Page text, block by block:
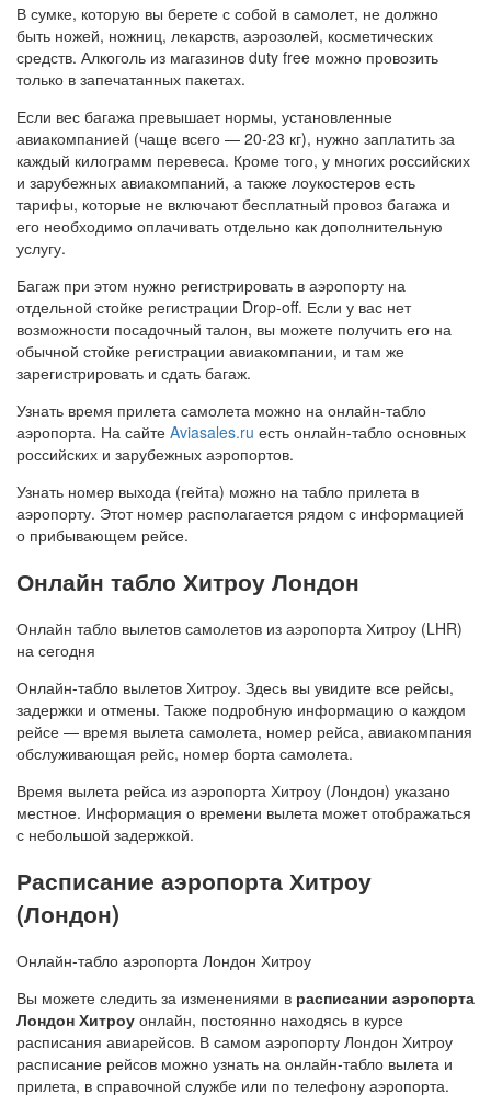
В сумке, которую вы берете с собой в самолет, не должно
быть ножей, ножниц, лекарств, аэрозолей, косметических
средств. Алкоголь из магазинов duty free можно провозить
только в запечатанных пакетах.
Если вес багажа превышает нормы, установленные
авиакомпанией (чаще всего — 20-23 кг), нужно заплатить за
каждый килограмм перевеса. Кроме того, у многих российских
и зарубежных авиакомпаний, а также лоукостеров есть
тарифы, которые не включают бесплатный провоз багажа и
его необходимо оплачивать отдельно как дополнительную
услугу.
Багаж при этом нужно регистрировать в аэропорту на
отдельной стойке регистрации Drop-off. Если у вас нет
возможности посадочный талон, вы можете получить его на
обычной стойке регистрации авиакомпании, и там же
зарегистрировать и сдать багаж.
Узнать время прилета самолета можно на онлайн-табло
аэропорта. На сайте Aviasales.ru есть онлайн-табло основных
российских и зарубежных аэропортов.
Узнать номер выхода (гейта) можно на табло прилета в
аэропорту. Этот номер располагается рядом с информацией
о прибывающем рейсе.
Онлайн табло Хитроу Лондон
Онлайн табло вылетов самолетов из аэропорта Хитроу (LHR)
на сегодня
Онлайн-табло вылетов Хитроу. Здесь вы увидите все рейсы,
задержки и отмены. Также подробную информацию о каждом
рейсе — время вылета самолета, номер рейса, авиакомпания
обслуживающая рейс, номер борта самолета.
Время вылета рейса из аэропорта Хитроу (Лондон) указано
местное. Информация о времени вылета может отображаться
с небольшой задержкой.
Расписание аэропорта Хитроу
(Лондон)
Онлайн-табло аэропорта Лондон Хитроу
Вы можете следить за изменениями в расписании аэропорта
Лондон Хитроу онлайн, постоянно находясь в курсе
расписания авиарейсов. В самом аэропорту Лондон Хитроу
расписание рейсов можно узнать на онлайн-табло вылета и
прилета, в справочной службе или по телефону аэропорта.